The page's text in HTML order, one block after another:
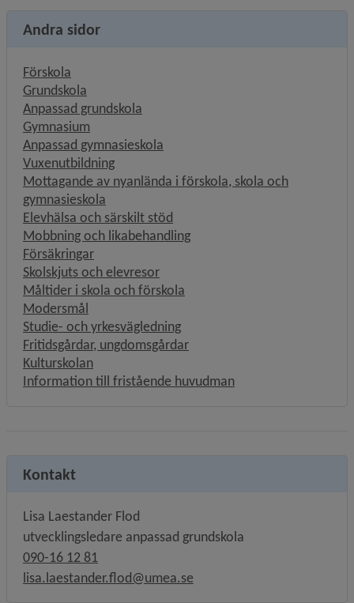
Andra sidor
Förskola
Grundskola
Anpassad grundskola
Gymnasium
Anpassad gymnasieskola
Vuxenutbildning
Mottagande av nyanlända i förskola, skola och
gymnasieskola
Elevhälsa och särskilt stöd
Mobbning och likabehandling
Försäkringar
Skolskjuts och elevresor
Måltider i skola och förskola
Modersmål
Studie- och yrkesvägledning
Fritidsgårdar, ungdomsgårdar
Kulturskolan
Information till fristående huvudman
Kontakt
Lisa Laestander Flod
utvecklingsledare anpassad grundskola
090-16 12 81
lisa.laestander.flod@umea.se